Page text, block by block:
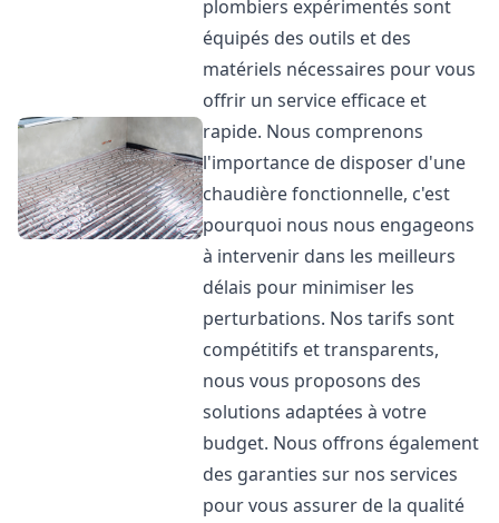
plombiers expérimentés sont
équipés des outils et des
matériels nécessaires pour vous
offrir un service efficace et
rapide. Nous comprenons
l'importance de disposer d'une
chaudière fonctionnelle, c'est
pourquoi nous nous engageons
à intervenir dans les meilleurs
délais pour minimiser les
perturbations. Nos tarifs sont
compétitifs et transparents,
nous vous proposons des
solutions adaptées à votre
budget. Nous offrons également
des garanties sur nos services
pour vous assurer de la qualité